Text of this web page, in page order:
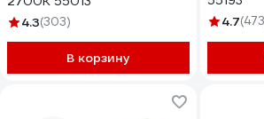
4.3(303)
В корзину
4.7